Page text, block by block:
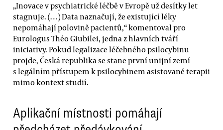
„Inovace v psychiatrické léčbě v Evropě už desítky let
stagnuje. (…) Data naznačují, že existující léky
nepomáhají polovině pacientů,“ komentoval pro
Eurologus Théo Giubilei, jedna z hlavních tváří
iniciativy. Pokud legalizace léčebného psilocybinu
projde, Česká republika se stane první unijní zemí
s legálním přístupem k psilocybinem asistované terapii
mimo kontext studií.
Aplikační místnosti pomáhají